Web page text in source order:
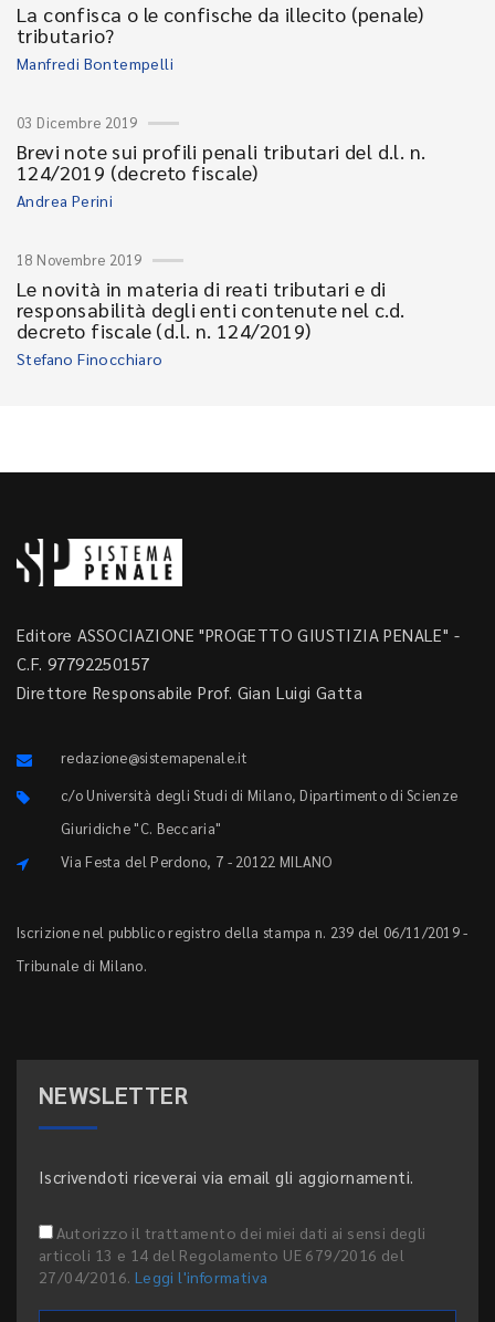
La confisca o le confische da illecito (penale)
tributario?
Manfredi Bontempelli
03 Dicembre 2019
Brevi note sui profili penali tributari del d.l. n.
124/2019 (decreto fiscale)
Andrea Perini
18 Novembre 2019
Le novità in materia di reati tributari e di
responsabilità degli enti contenute nel c.d.
decreto fiscale (d.l. n. 124/2019)
Stefano Finocchiaro
Editore ASSOCIAZIONE "PROGETTO GIUSTIZIA PENALE" -
C.F. 97792250157
Direttore Responsabile Prof. Gian Luigi Gatta
redazione@sistemapenale.it
c/o Università degli Studi di Milano, Dipartimento di Scienze
Giuridiche "C. Beccaria"
Via Festa del Perdono, 7 - 20122 MILANO
Iscrizione nel pubblico registro della stampa n. 239 del 06/11/2019 -
Tribunale di Milano.
NEWSLETTER
Iscrivendoti riceverai via email gli aggiornamenti.
Autorizzo il trattamento dei miei dati ai sensi degli
articoli 13 e 14 del Regolamento UE 679/2016 del
27/04/2016. Leggi l'informativa